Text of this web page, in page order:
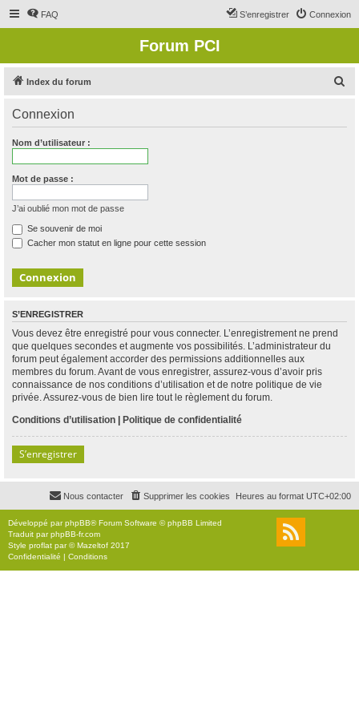
FAQ Connexion
S’enregistrer
Forum PCI
Index du forum
Connexion
Nom d’utilisateur :
Mot de passe :
J’ai oublié mon mot de passe
Se souvenir de moi
Cacher mon statut en ligne pour cette session
S’ENREGISTRER
Vous devez être enregistré pour vous connecter. L’enregistrement ne prend
que quelques secondes et augmente vos possibilités. L’administrateur du
forum peut également accorder des permissions additionnelles aux
membres du forum. Avant de vous enregistrer, assurez-vous d’avoir pris
connaissance de nos conditions d’utilisation et de notre politique de vie
privée. Assurez-vous de bien lire tout le règlement du forum.
Conditions d’utilisation | Politique de confidentialité
S’enregistrer
Heures au format UTC+02:00
Supprimer les cookies
Nous contacter
Développé parphpBB® Forum Software © phpBB Limited
Traduit parphpBB-fr.com
Style proflat par ©Mazeltof 2017
Confidentialité | Conditions